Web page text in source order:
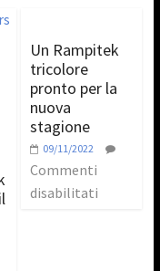
Un Rampitek
tricolore
pronto per la
nuova
stagione
09/11/2022
Commenti
disabilitati